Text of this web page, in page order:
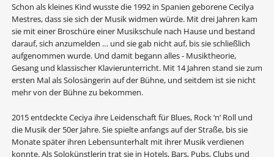
Schon als kleines Kind wusste die 1992 in Spanien geborene Cecilya
Mestres, dass sie sich der Musik widmen würde. Mit drei Jahren kam
sie mit einer Broschüre einer Musikschule nach Hause und bestand
darauf, sich anzumelden … und sie gab nicht auf, bis sie schließlich
aufgenommen wurde. Und damit begann alles - Musiktheorie,
Gesang und klassischer Klavierunterricht. Mit 14 Jahren stand sie zum
ersten Mal als Solosängerin auf der Bühne, und seitdem ist sie nicht
mehr von der Bühne zu bekommen.
2015 entdeckte Ceciya ihre Leidenschaft für Blues, Rock ’n’ Roll und
die Musik der 50er Jahre. Sie spielte anfangs auf der Straße, bis sie
Monate später ihren Lebensunterhalt mit ihrer Musik verdienen
konnte. Als Solokünstlerin trat sie in Hotels, Bars, Pubs, Clubs und